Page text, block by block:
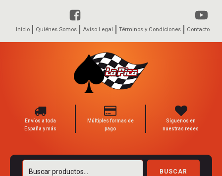
Inicio Quiénes Somos Aviso Legal Términos y Condiciones Contacto
Envíos a toda
España y más
Múltiples formas de
pago
Síguenos en
nuestras redes
Buscar
BUSCAR